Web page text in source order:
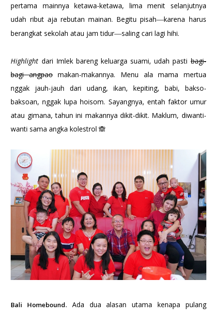
pertama mainnya ketawa-ketawa, lima menit selanjutnya
udah ribut aja rebutan mainan. Begitu pisah—karena harus
berangkat sekolah atau jam tidur—saling cari lagi hihi.
Highlight dari Imlek bareng keluarga suami, udah pastibagi-
bagi angpaomakan-makannya. Menu ala mama mertua
nggak jauh-jauh dari udang, ikan, kepiting, babi, bakso-
baksoan, nggak lupa hoisom. Sayangnya, entah faktor umur
atau gimana, tahun ini makannya dikit-dikit. Maklum, diwanti-
wanti sama angka kolestrol 🙈
Bali Homebound. Ada dua alasan utama kenapa pulang